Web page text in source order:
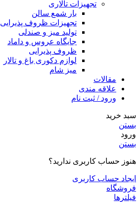
تجهیزات تالاری
بار شمع سالن
تجهیزات ظروف پذیرایی
تولید میز و صندلی
جایگاه عروس و داماد
ظروف پذیرایی
لوازم دکوری باغ و تالار
میز شام
مقالات
علاقه مندی
ورود / ثبت نام
سبد خرید
بستن
ورود
بستن
هنوز حساب کاربری ندارید؟
ایجاد حساب کاربری
فروشگاه
فیلترها